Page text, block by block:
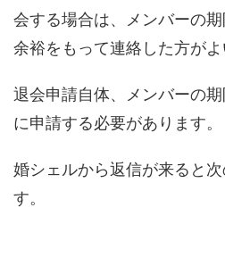
会する場合は、メンバーの
余裕をもって連絡した方がよ
退会申請自体、メンバーの
に申請する必要があります。
婚シェルから返信が来ると
す。